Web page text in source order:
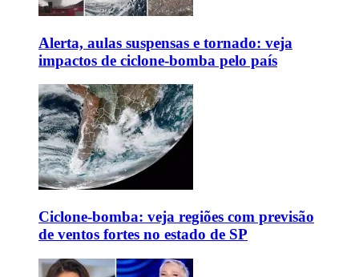
Alerta, aulas suspensas e tornado: veja
impactos de ciclone-bomba pelo país
Ciclone-bomba: veja regiões com previsão
de ventos fortes no estado de SP